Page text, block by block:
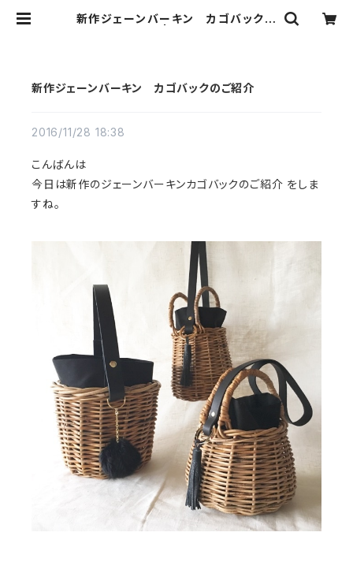
新作ジェーンバーキン カゴバックの
新作ジェーンバーキン カゴバックのご紹介
2016/11/28 18:38
こんばんは
今日は新作のジェーンバーキンカゴバックのご紹介 をしま
すね。